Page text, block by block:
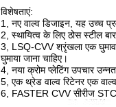
विशेषताएं:
1, नए वाल्व डिजाइन, यह उच्च
2, स्थायित्व के लिए ठोस स्टील
3, LSQ-CVV श्रृंखला एक
घुमाया जाना चाहिए।
4, नया क्रोम प्लेटिंग उपचार
5, एक थ्रेड वाल्व रिटेनर एक
6, FASTER CVV सीरीज